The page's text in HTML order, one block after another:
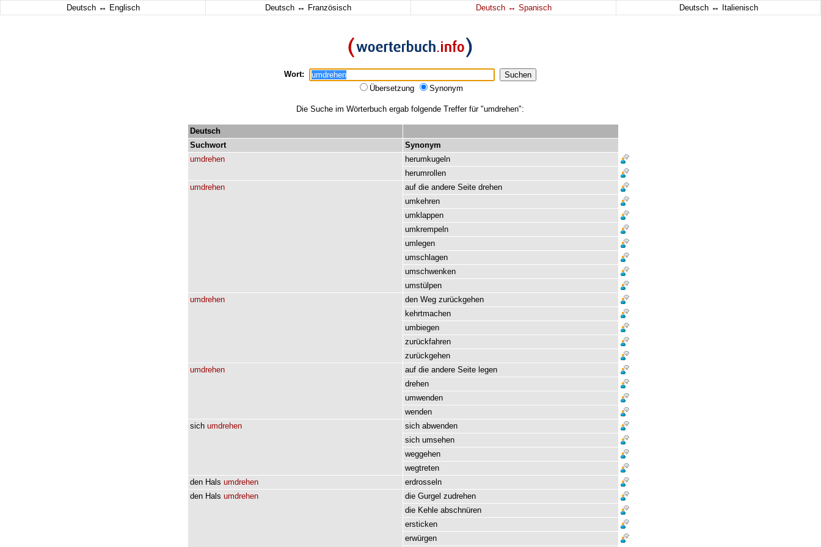
Deutsch ↔ Englisch Deutsch ↔ Französisch Deutsch ↔ Spanisch Deutsch ↔ Italienisch
Wort:
Übersetzung
Synonym
Die Suche im Wörterbuch ergab folgende Treffer für "umdrehen":
Deutsch
Suchwort
Synonym
umdrehen
herumkugeln
herumrollen
umdrehen
auf die andere Seite drehen
umkehren
umklappen
umkrempeln
umlegen
umschlagen
umschwenken
umstülpen
umdrehen
den Weg zurückgehen
kehrtmachen
umbiegen
zurückfahren
zurückgehen
umdrehen
auf die andere Seite legen
drehen
umwenden
wenden
sich umdrehen sich abwenden
sich umsehen
weggehen
wegtreten
den Hals umdrehen
erdrosseln
den Hals umdrehen die Gurgel zudrehen
die Kehle abschnüren
ersticken
erwürgen